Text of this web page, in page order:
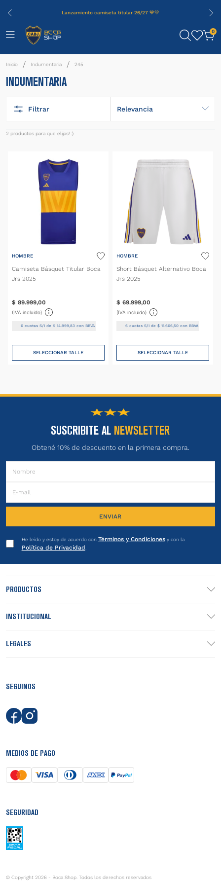
Lanzamiento camiseta titular 26/27 💙💛
0
Indumentaria 245
INDUMENTARIA
Filtrar Relevancia
2 productos
HOMBRE
Camiseta Básquet Titular Boca
Jrs 2025
$ 89.999,00
(IVA incluido)
6 cuotas S/I de$ 14 .999 ,83 con BBVA
SELECCIONAR TALLE
HOMBRE
Short Básquet Alternativo Boca
Jrs 2025
$ 69.999,00
(IVA incluido)
6cuotas S/I de $ 11. 666, 50con BBVA
SELECCIONAR TALLE
SUSCRIBITE AL NEWSLETTER
Obtené 10% de descuento en la primera compra.
ENVIAR
He leído y estoy de acuerdo con Términos y Condicionesy con la
Política de Privacidad
PRODUCTOS
INSTITUCIONAL
LEGALES
SEGUINOS
MEDIOS DE PAGO
SEGURIDAD
© Copyright 2026 - Boca Shop. Todos los derechos reservados